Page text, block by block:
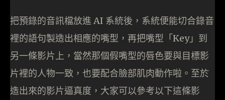
把預錄的音訊檔放進 AI 系統後，系統便能切合錄音
裡的語句製造出相應的嘴型，再把嘴型「Key」到
另一條影片上，當然那個假嘴型的唇色要與目標影
片裡的人物一致，也要配合臉部肌肉動作啦。至於
造出來的影片逼真度，大家可以參考以下這條影